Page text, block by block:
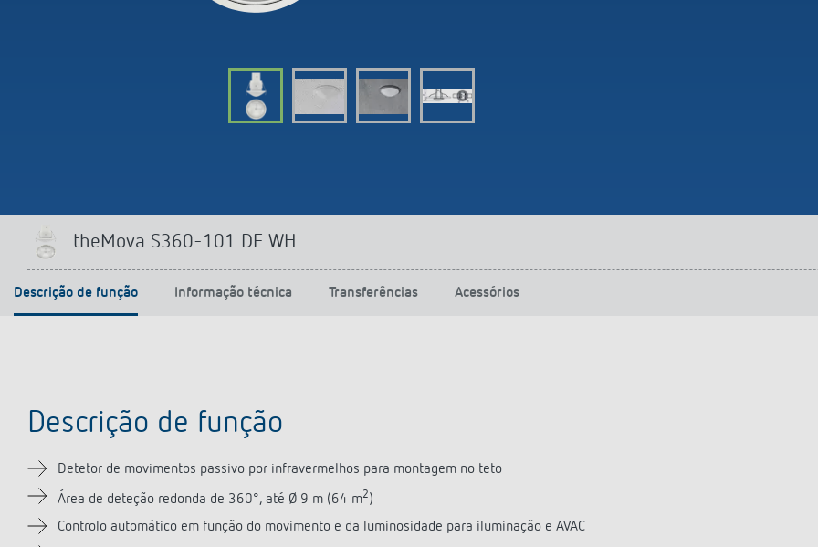
theMova S360-101 DE WH
Descrição de função Informação técnica Transferências Acessórios
Descrição de função
Detetor de movimentos passivo por infravermelhos para montagem no teto
Área de deteção redonda de 360°, até Ø 9 m (64 m2)
Controlo automático em função do movimento e da luminosidade para iluminação e AVAC